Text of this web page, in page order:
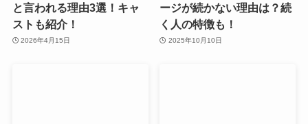
と言われる理由3選！キャ
ストも紹介！
2026年4月15日
ージが続かない理由は？続
く人の特徴も！
2025年10月10日